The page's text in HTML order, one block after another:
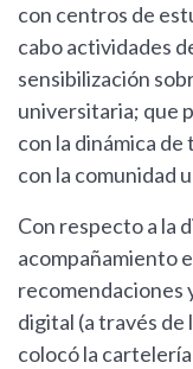
con centros de
cabo actividades
sensibilización
universitaria; que
con la dinámica
con la comunidad
Con respecto a la
acompañamiento
recomendaciones
digital (a través de
colocó la